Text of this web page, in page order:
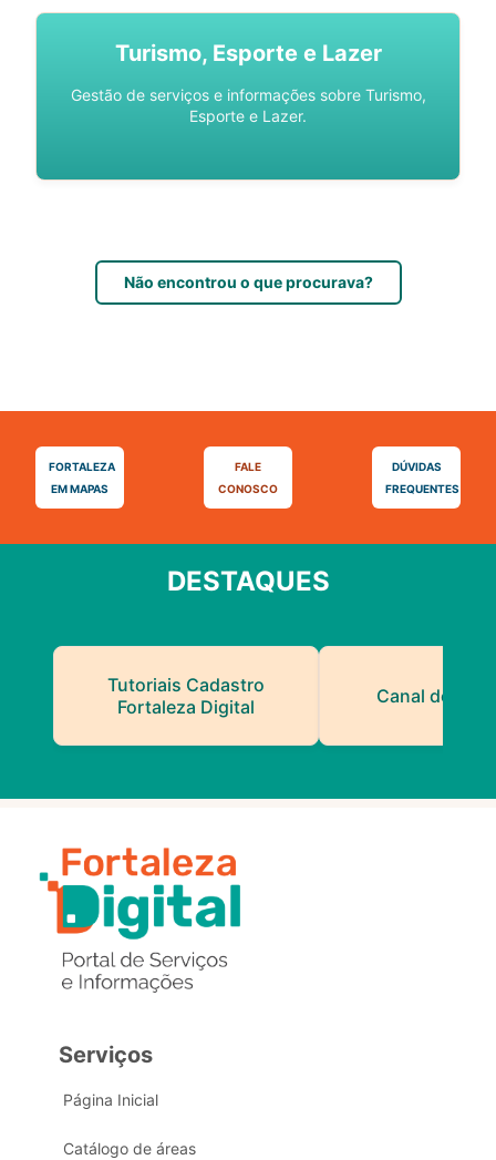
Turismo, Esporte e Lazer
Gestão de serviços e informações sobre Turismo,
Esporte e Lazer.
Não encontrou o que procurava?
FORTALEZA
EM MAPAS
FALE
CONOSCO
DÚVIDAS
FREQUENTES
DESTAQUES
Tutoriais Cadastro
Fortaleza Digital
Canal do
Serviços
Página Inicial
Catálogo de áreas